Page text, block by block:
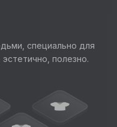
специально для
полезно.